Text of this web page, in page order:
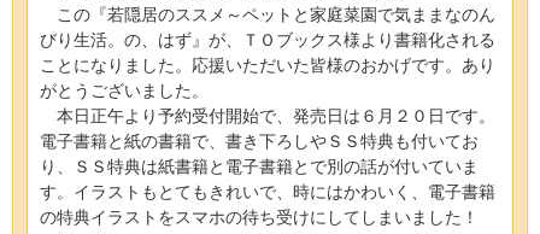
この『若隠居のススメ～ペットと家庭菜園で気ままなのん
びり生活。の、はず』が、ＴＯブックス様より書籍化される
ことになりました。応援いただいた皆様のおかげです。あり
がとうございました。
本日正午より予約受付開始で、発売日は６月２０日です。
電子書籍と紙の書籍で、書き下ろしやＳＳ特典も付いてお
り、ＳＳ特典は紙書籍と電子書籍とで別の話が付いていま
す。イラストもとてもきれいで、時にはかわいく、電子書籍
の特典イラストをスマホの待ち受けにしてしまいました！